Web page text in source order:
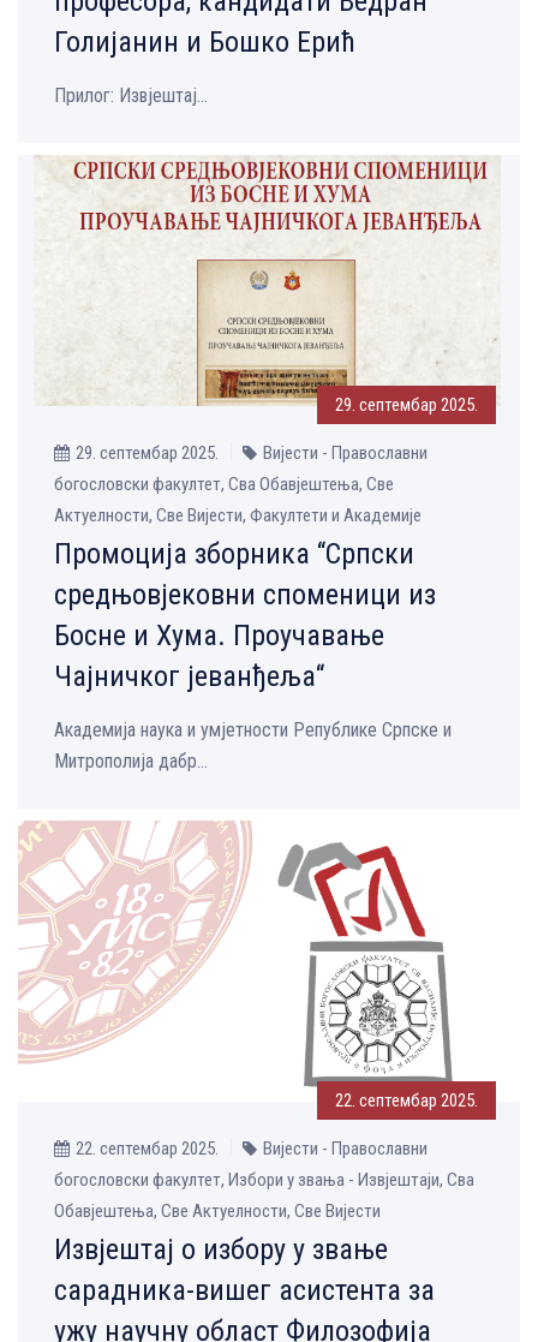
Голијанин и Бошко Ерић
Прилог: Извјештај...
29. септембар 2025.
29. септембар 2025.
Вијести - Православни
богословски факултет, Сва Обавјештења, Све
Aктуелности, Све Вијести, Факултети и Академије
Промоција зборника “Српски
средњовјековни споменици из
Босне и Хума. Проучавање
Чајничког јеванђеља“
Академија наука и умјетности Републике Српске и
Митрополија дабр...
22. септембар 2025.
22. септембар 2025.
Вијести - Православни
богословски факултет, Избори у звања - Извјештаји, Сва
Обавјештења, Све Aктуелности, Све Вијести
Извјештај о избору у звање
сарадника-вишег асистента за
ужу научну област Филозофија